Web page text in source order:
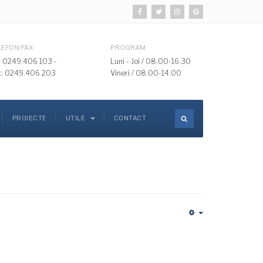
FAX
0249.406 103 -
0249.406 203
PROGRAM
Luni - Joi / 08.00-16.30
Vineri / 08.00-14.00
PROIECTE UTILE CONTACT